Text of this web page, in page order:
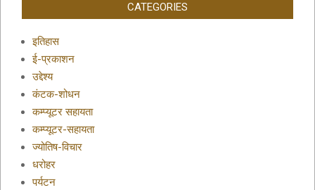
CATEGORIES
इतिहास
ई-प्रकाशन
उद्देश्य
कंटक-शोधन
कम्प्यूटर सहायता
कम्प्यूटर-सहायता
ज्योतिष-विचार
धरोहर
पर्यटन